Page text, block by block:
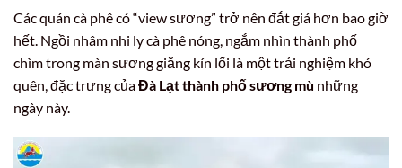
Các quán cà phê có “view sương” trở nên đắt giá hơn bao giờ
hết. Ngồi nhâm nhi ly cà phê nóng, ngắm nhìn thành phố
chìm trong màn sương giăng kín lối là một trải nghiệm khó
quên, đặc trưng củaĐà Lạt thành phố sương mù những
ngày này.